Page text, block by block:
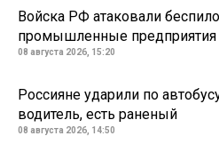
Войска РФ атаковали
промышленные
08 августа 2026, 15:20
Россияне ударили по
водитель, есть раненый
08 августа 2026, 14:50